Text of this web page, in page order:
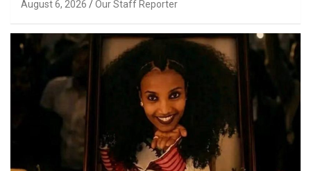
August 6, 2026 Our Staff Reporter